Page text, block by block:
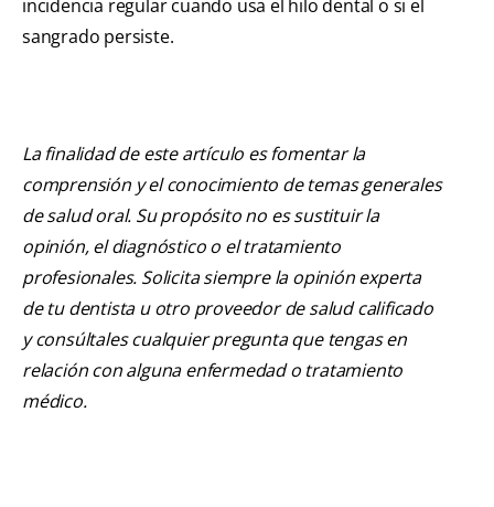
incidencia regular cuando usa el hilo dental o si el
sangrado persiste.
La finalidad de este artículo es fomentar la
comprensión y el conocimiento de temas generales
de salud oral. Su propósito no es sustituir la
opinión, el diagnóstico o el tratamiento
profesionales. Solicita siempre la opinión experta
de tu dentista u otro proveedor de salud calificado
y consúltales cualquier pregunta que tengas en
relación con alguna enfermedad o tratamiento
médico.